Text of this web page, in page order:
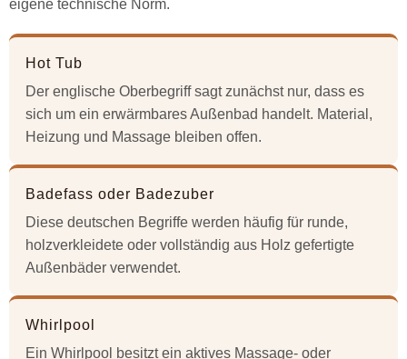
eigene technische Norm.
Hot Tub
Der englische Oberbegriff sagt zunächst nur, dass es
sich um ein erwärmbares Außenbad handelt. Material,
Heizung und Massage bleiben offen.
Badefass oder Badezuber
Diese deutschen Begriffe werden häufig für runde,
holzverkleidete oder vollständig aus Holz gefertigte
Außenbäder verwendet.
Whirlpool
Ein Whirlpool besitzt ein aktives Massage- oder